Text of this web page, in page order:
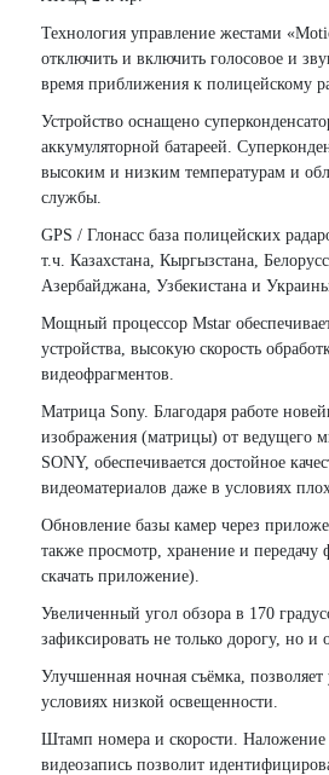
Технология управление жестами
отключить и включить голосовое и
время приближения к полицейскому
Устройство оснащено
аккумуляторной батареей.
высоким и низким температурам и
службы.
GPS / Глонасс база полицейских
т.ч. Казахстана, Кыргызстана,
Азербайджана, Узбекистана и
Мощный процессор Mstar
устройства, высокую скорость
видеофрагментов.
Матрица Sony. Благодаря работе
изображения (матрицы) от ведущего
SONY, обеспечивается достойное
видеоматериалов даже в условиях
Обновление базы камер через
также просмотр, хранение и передачу
скачать приложение).
Увеличенный угол обзора в 170
зафиксировать не только дорогу, но и
Улучшенная ночная съёмка,
условиях низкой освещенности.
Штамп номера и скорости. Наложение
видеозапись позволит